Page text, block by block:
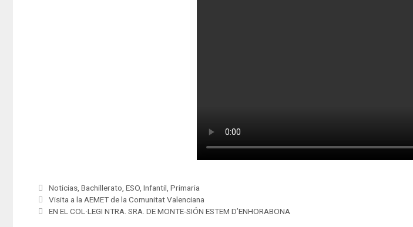
Noticias ,Bachillerato ,ESO ,Infantil ,Primaria
Visita a la AEMET de la Comunitat Valenciana
EN EL COL·LEGI NTRA. SRA. DE MONTE-SIÓN ESTEM D’ENHORABONA